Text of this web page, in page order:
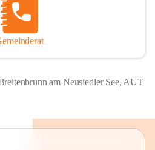
am Neusiedler See, AUT